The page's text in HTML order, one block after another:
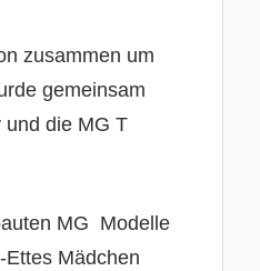
zusammen um
gemeinsam
und die MG T
MG Modelle
Mädchen